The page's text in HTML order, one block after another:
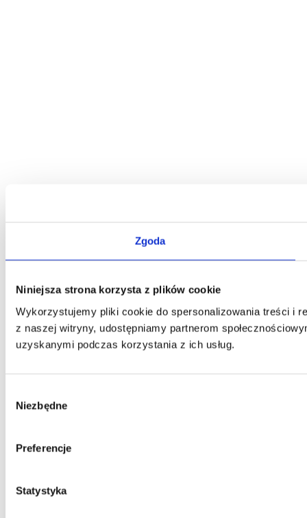
Zgoda
Niniejsza strona korzysta z plików cookie
Wykorzystujemy pliki cookie do spersonalizowania treści i
z naszej witryny, udostępniamy partnerom
uzyskanymi podczas korzystania z ich usług.
zgody
Niezbędne
Preferencje
Statystyka